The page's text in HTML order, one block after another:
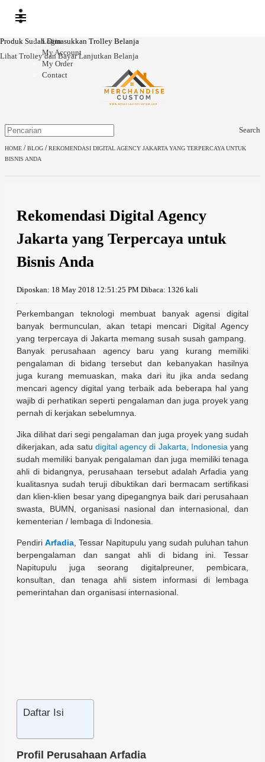
Produk Sudah Dimasukkan Trolley Belanja
Lihat Trolley dan Bayar Lanjutkan Belanja
Login
My Account
My Order
Contact
Search
HOME /BLOG /REKOMENDASI DIGITAL AGENCY JAKARTA YANG TERPERCAYA UNTUK
BISNIS ANDA
Rekomendasi Digital Agency
Jakarta yang Terpercaya untuk
Bisnis Anda
Diposkan: 18 May 2018 12:51:25 PM Dibaca: 1326 kali
Perkembangan teknologi membuat banyak agensi digital
banyak bermunculan, akan tetapi mencari Digital Agency
yang terpercaya di Jakarta memang susah susah gampang.
Banyak perusahaan agency baru yang kurang memiliki
pengalaman di bidang tersebut dan kebanyakan hasilnya
juga kurang memuaskan, maka dari itu jika anda sedang
mencari agency digital yang terbaik ada beberapa hal yang
wajib di perhatikan seperti pengalaman dan juga proyek yang
pernah di kerjakan sebelumnya.
Jika dilihat dari segi pengalaman dan juga proyek yang sudah
dikerjakan, ada satu digital agency di Jakarta, Indonesiayang
sudah memiliki banyak pengalaman dan juga memiliki tenaga
ahli di bidangnya, perusahaan tersebut adalah Arfadia yang
kualitasnya sudah teruji dibuktikan dari bermacam sertifikasi
dan klien-klien besar yang dipegangnya baik dari perusahaan
swasta, BUMN, organisasi nasional dan internasional, dan
kementerian / lembaga di Indonesia.
Pendiri Arfadia, Tessar Napitupulu yang sudah puluhan tahun
berpengalaman dan sangat ahli di bidang ini. Tessar
Napitupulu juga seorang digitalpreuner, pembicara,
konsultan, dan tenaga ahli sistem informasi di lembaga
pemerintahan dan organisasi internasional.
Daftar Isi
Profil Perusahaan Arfadia